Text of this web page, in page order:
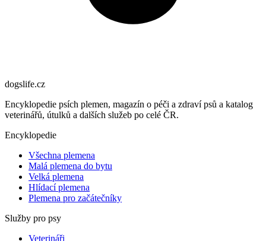
dogslife.cz
Encyklopedie psích plemen, magazín o péči a zdraví psů a katalog
veterinářů, útulků a dalších služeb po celé ČR.
Encyklopedie
Všechna plemena
Malá plemena do bytu
Velká plemena
Hlídací plemena
Plemena pro začátečníky
Služby pro psy
Veterináři